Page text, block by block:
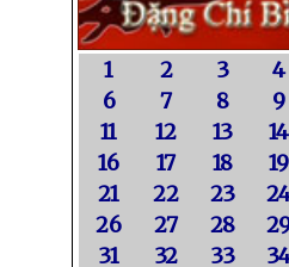
1 2 3 4
6
7 8 9
11
12 13 14
16
17 18 19
21
22 23
26
27 28
31
32 33